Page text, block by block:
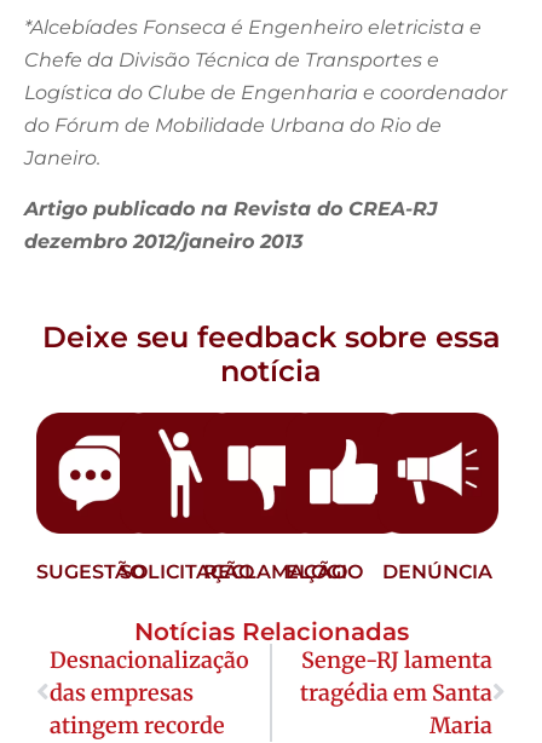
*Alcebíades Fonseca é Engenheiro eletricista e
Chefe da Divisão Técnica de Transportes e
Logística do Clube de Engenharia e coordenador
do Fórum de Mobilidade Urbana do Rio de
Janeiro.
Artigo publicado na Revista do CREA-RJ
dezembro 2012/janeiro 2013
Deixe seu feedback sobre essa
notícia
SUGESTÃOSOLICITAÇÃORECLAMAÇÃO
ELOGIO DENÚNCIA
Notícias Relacionadas
Desnacionalização
das empresas
atingem recorde
Senge-RJ lamenta
tragédia em Santa
Maria